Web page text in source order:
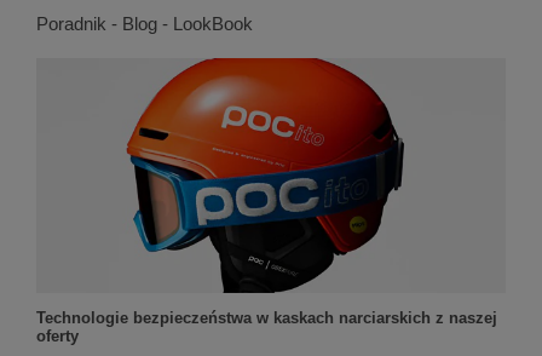
Poradnik - Blog - LookBook
Technologie bezpieczeństwa w kaskach narciarskich z naszej
oferty